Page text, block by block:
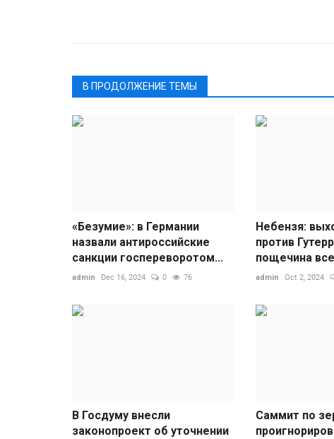
В ПРОДОЛЖЕНИЕ ТЕМЫ
«Безумие»: в Германии
назвали антироссийские
санкции госпереворотом...
admin Dec 16, 2024 0 76
Небензя:
против
пощечина
admin Oct 2, 2024
В Госдуму внесли
законопроект об уточнении
Cаммит по